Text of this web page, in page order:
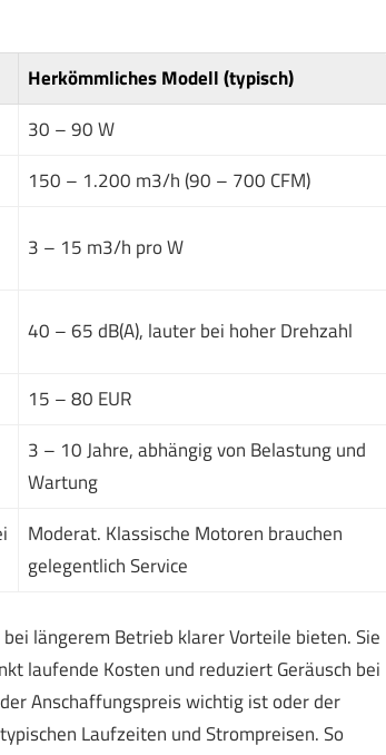
Herkömmliches Modell (typisch)
30 – 90 W
150 – 1.200 m3/h (90 – 700 CFM)
3 – 15 m3/h pro W
40 – 65 dB(A), lauter bei hoher Drehzahl
15 – 80 EUR
3 – 10 Jahre, abhängig von Belastung und
Wartung
Moderat. Klassische Motoren brauchen
gelegentlich Service
längerem Betrieb klarer Vorteile bieten. Sie
laufende Kosten und reduziert Geräusch bei
Anschaffungspreis wichtig ist oder der
Laufzeiten und Strompreisen. So